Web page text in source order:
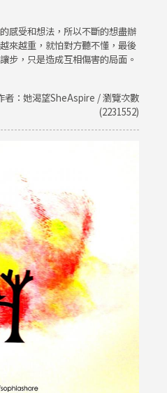
感受和想法，所以不斷的想盡辦
來越重，就怕對方聽不懂，最後
步，只是造成互相傷害的局面。
者：她渴望SheAspire / 瀏覽次數
(2231552)